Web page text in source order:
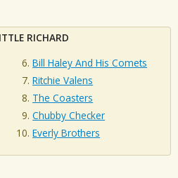
RICHARD
Bill Haley And His Comets
Ritchie Valens
The Coasters
Chubby Checker
Everly Brothers